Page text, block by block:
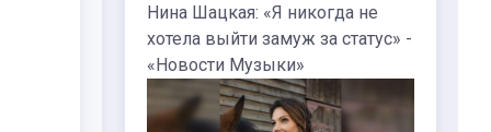
Нина Шацкая: «Я никогда не
хотела выйти замуж за статус» -
«Новости Музыки»